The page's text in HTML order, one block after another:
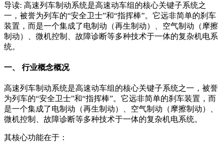
导读: 高速列车制动系统是高速动车组的核心关键子系统之
一，被誉为列车的“安全卫士”和“指挥棒”。它远非简单的刹车
装置，而是一个集成了电制动（再生制动）、空气制动（摩擦
制动）、微机控制、故障诊断等多种技术于一体的复杂机电系
统。
一、 行业概念概况
高速列车制动系统是高速动车组的核心关键子系统之一，被誉
为列车的“安全卫士”和“指挥棒”。它远非简单的刹车装置，而
是一个集成了电制动（再生制动）、空气制动（摩擦制动）、
微机控制、故障诊断等多种技术于一体的复杂机电系统。
其核心功能在于：